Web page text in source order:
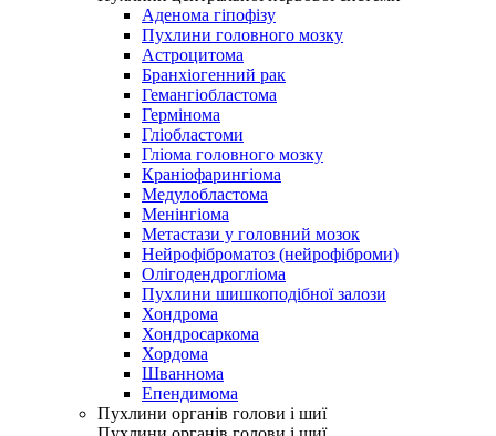
Аденома гіпофізу
Пухлини головного мозку
Астроцитома
Бранхіогенний рак
Гемангіобластома
Гермінома
Гліобластоми
Гліома головного мозку
Краніофарингіома
Медулобластома
Менінгіома
Метастази у головний мозок
Нейрофіброматоз (нейрофіброми)
Олігодендрогліома
Пухлини шишкоподібної залози
Хондрома
Хондросаркома
Хордома
Шваннома
Епендимома
Пухлини органів голови і шиї